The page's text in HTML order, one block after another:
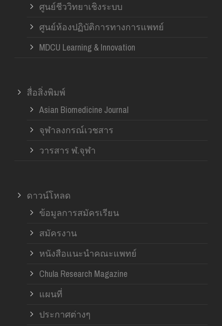
ศูนย์ชีววิทยาเชิงระบบ
ศูนย์ห้องปฏิบัติการทางการแพทย์
MDCU Learning & Innovation
สื่อสิ่งพิมพ์
Asian Biomedicine Journal
จุฬาลงกรณ์เวชสาร
วารสาร ฬ.จุฬา
ดาวน์โหลด
ข้อมูลการสมัครเรียน
สมัครงาน
หนังสือแนะนำคณะแพทย์
Chula Research Magazine
แผนที่
ประกาศต่างๆ